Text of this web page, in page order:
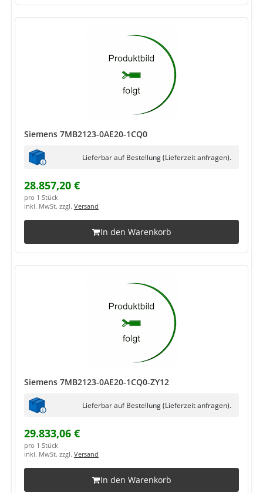
Siemens 7MB2123-0AE20-1CQ0
Lieferbar auf Bestellung (Lieferzeit anfragen).
28.857,20 €
pro 1 Stück
inkl. MwSt. zzgl. Versand
In den Warenkorb
Siemens 7MB2123-0AE20-1CQ0-ZY12
Lieferbar auf Bestellung (Lieferzeit anfragen).
29.833,06 €
pro 1 Stück
inkl. MwSt. zzgl. Versand
In den Warenkorb